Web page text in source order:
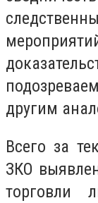
другим
Всего за
ЗКО
торговли